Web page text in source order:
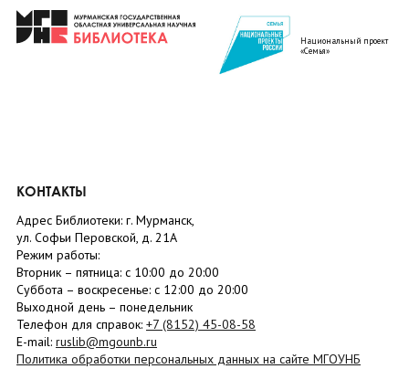
Национальный проект
«Семья»
КОНТАКТЫ
Адрес Библиотеки: г. Мурманск,
ул. Софьи Перовской, д. 21А
Режим работы:
Вторник – пятница: с 10:00 до 20:00
Суббота – воскресенье: c 12:00 до 20:00
Выходной день – понедельник
Телефон для справок: +7 (8152) 45-08-58
E-mail: ruslib@mgounb.ru
Политика обработки персональных данных на сайте МГОУНБ